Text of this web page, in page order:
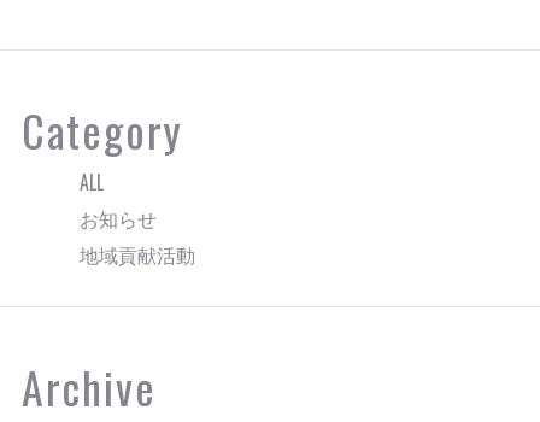
Category
ALL
お知らせ
地域貢献活動
Archive